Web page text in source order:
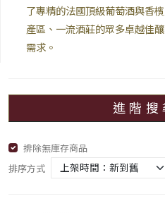
了專精的法國頂級葡萄酒與香
產區、一流酒莊的眾多卓越佳
需求。
進階搜
排除無庫存商品
排序方式